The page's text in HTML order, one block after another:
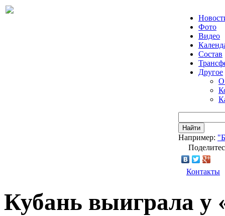
Фото
Видео
Состав
Другое
О
Найти
Например:
Контакты
Кубань выиграла у